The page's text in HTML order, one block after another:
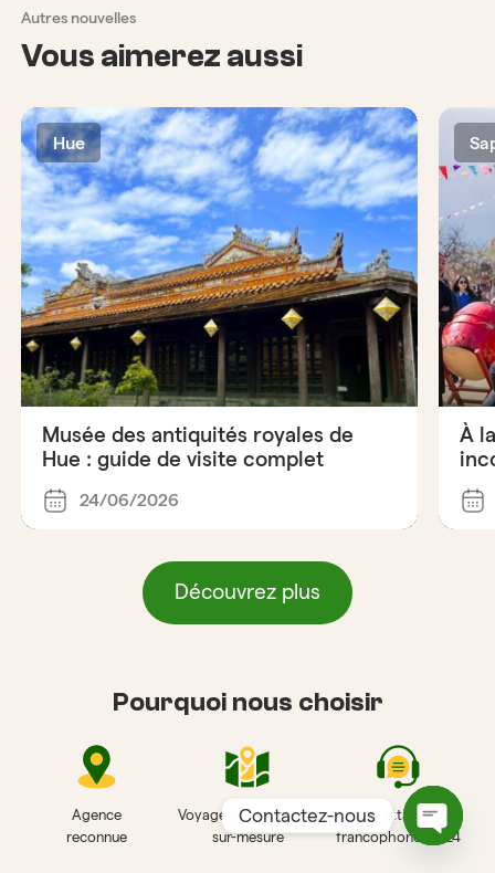
Autres nouvelles
Vous aimerez aussi
Hue
Musée des antiquités royales de
Hue : guide de visite complet
24/06/2026
À
Découvrez plus
Pourquoi nous choisir
Agence
reconnue
Voyage privé et 100%
sur-mesure
Assistance
francophone 24/24
Contactez-nous